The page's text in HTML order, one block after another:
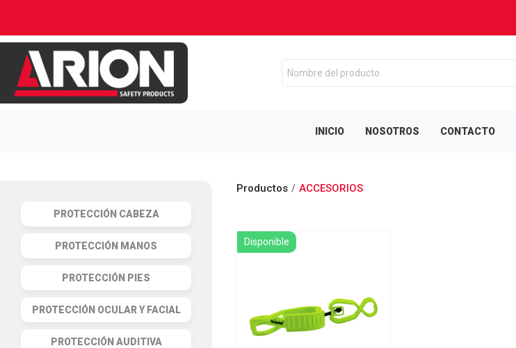
INICIO NOSOTROS CONTACTO
PROTECCIÓN CABEZA
PROTECCIÓN MANOS
PROTECCIÓN PIES
PROTECCIÓN OCULAR Y FACIAL
PROTECCIÓN AUDITIVA
Productos ACCESORIOS
Disponible